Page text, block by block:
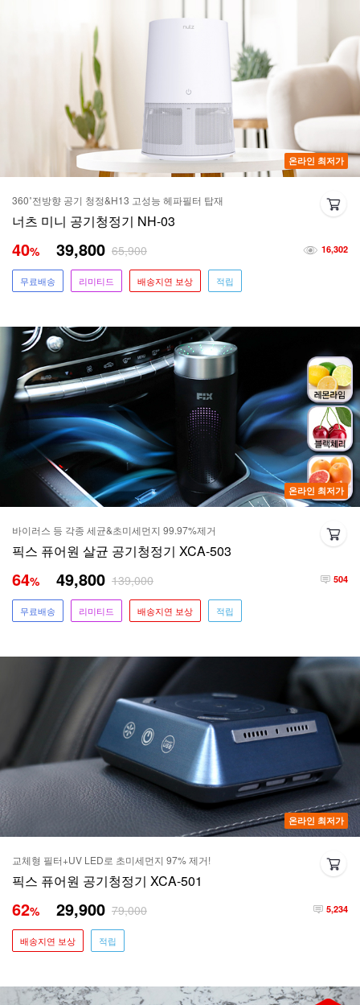
온라인 최저가
360˚전방향 공기 청정&H13 고성능 헤파필터 탑재
너츠 미니 공기청정기 NH-03
16,302
40% 39,800 65,900
무료배송 리미티드 배송지연 보상 적립
온라인 최저가
바이러스 등 각종 세균&초미세먼지 99.97%제거
픽스 퓨어원 살균 공기청정기 XCA-503
504
64% 49,800 139,000
무료배송 리미티드 배송지연 보상 적립
온라인 최저가
교체형 필터+UV LED로 초미세먼지 97% 제거!
픽스 퓨어원 공기청정기 XCA-501
5,234
62% 29,900 79,000
배송지연 보상 적립